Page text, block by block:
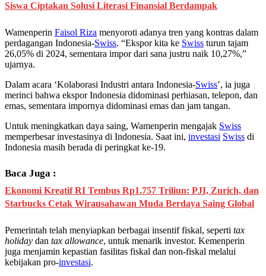
Siswa Ciptakan Solusi Literasi Finansial Berdampak
Wamenperin Faisol Riza menyoroti adanya tren yang kontras dalam
perdagangan Indonesia-Swiss. “Ekspor kita ke Swiss turun tajam
26,05% di 2024, sementara impor dari sana justru naik 10,27%,”
ujarnya.
Dalam acara ‘Kolaborasi Industri antara Indonesia-Swiss’, ia juga
merinci bahwa ekspor Indonesia didominasi perhiasan, telepon, dan
emas, sementara impornya didominasi emas dan jam tangan.
Untuk meningkatkan daya saing, Wamenperin mengajak Swiss
memperbesar investasinya di Indonesia. Saat ini, investasi Swiss di
Indonesia masih berada di peringkat ke-19.
Baca Juga :
Ekonomi Kreatif RI Tembus Rp1.757 Triliun: PJI, Zurich, dan
Starbucks Cetak Wirausahawan Muda Berdaya Saing Global
Pemerintah telah menyiapkan berbagai insentif fiskal, seperti tax
holiday dan tax allowance, untuk menarik investor. Kemenperin
juga menjamin kepastian fasilitas fiskal dan non-fiskal melalui
kebijakan pro-investasi.